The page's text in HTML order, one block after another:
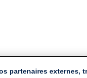
partenaires externes,